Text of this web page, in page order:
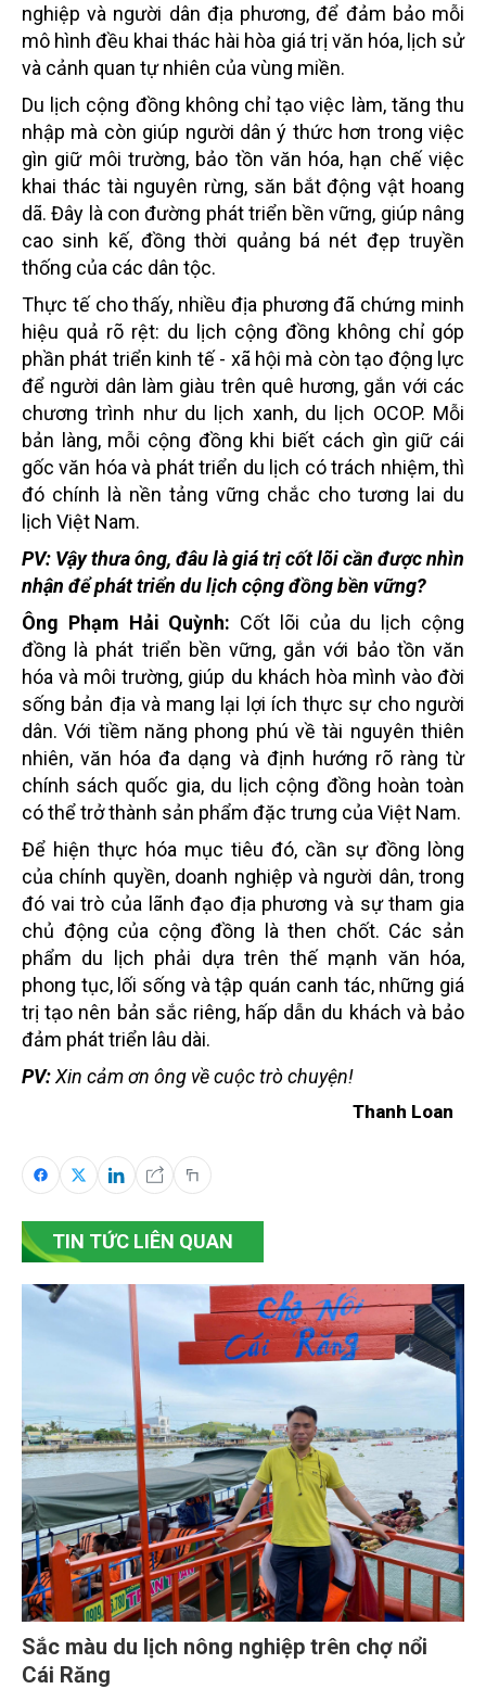
nghiệp và người dân địa phương, để đảm bảo mỗi
mô hình đều khai thác hài hòa giá trị văn hóa, lịch sử
và cảnh quan tự nhiên của vùng miền.
Du lịch cộng đồng không chỉ tạo việc làm, tăng thu
nhập mà còn giúp người dân ý thức hơn trong việc
gìn giữ môi trường, bảo tồn văn hóa, hạn chế việc
khai thác tài nguyên rừng, săn bắt động vật hoang
dã. Đây là con đường phát triển bền vững, giúp nâng
cao sinh kế, đồng thời quảng bá nét đẹp truyền
thống của các dân tộc.
Thực tế cho thấy, nhiều địa phương đã chứng minh
hiệu quả rõ rệt: du lịch cộng đồng không chỉ góp
phần phát triển kinh tế - xã hội mà còn tạo động lực
để người dân làm giàu trên quê hương, gắn với các
chương trình như du lịch xanh, du lịch OCOP. Mỗi
bản làng, mỗi cộng đồng khi biết cách gìn giữ cái
gốc văn hóa và phát triển du lịch có trách nhiệm, thì
đó chính là nền tảng vững chắc cho tương lai du
lịch Việt Nam.
PV: Vậy thưa ông, đâu là giá trị cốt lõi cần được nhìn
nhận để phát triển du lịch cộng đồng bền vững?
Ông Phạm Hải Quỳnh: Cốt lõi của du lịch cộng
đồng là phát triển bền vững, gắn với bảo tồn văn
hóa và môi trường, giúp du khách hòa mình vào đời
sống bản địa và mang lại lợi ích thực sự cho người
dân. Với tiềm năng phong phú về tài nguyên thiên
nhiên, văn hóa đa dạng và định hướng rõ ràng từ
chính sách quốc gia, du lịch cộng đồng hoàn toàn
có thể trở thành sản phẩm đặc trưng của Việt Nam.
Để hiện thực hóa mục tiêu đó, cần sự đồng lòng
của chính quyền, doanh nghiệp và người dân, trong
đó vai trò của lãnh đạo địa phương và sự tham gia
chủ động của cộng đồng là then chốt. Các sản
phẩm du lịch phải dựa trên thế mạnh văn hóa,
phong tục, lối sống và tập quán canh tác, những giá
trị tạo nên bản sắc riêng, hấp dẫn du khách và bảo
đảm phát triển lâu dài.
PV:Xin cảm ơn ông về cuộc trò chuyện!
Thanh Loan
TIN TỨC LIÊN QUAN
Sắc màu du lịch nông nghiệp trên chợ nổi
Cái Răng